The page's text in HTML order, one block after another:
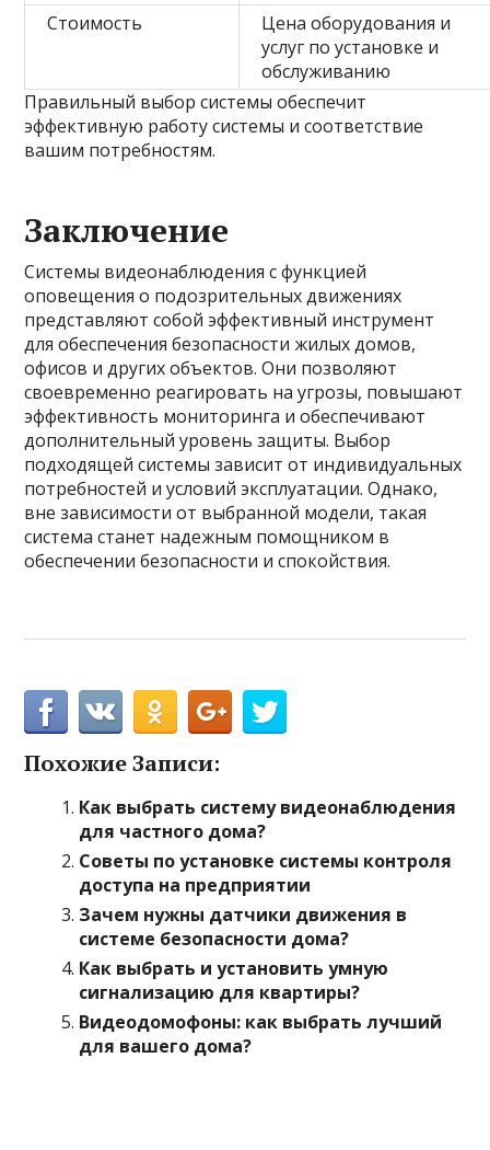
Стоимость
Цена оборудования и
услуг по установке и
обслуживанию
Правильный выбор системы обеспечит
эффективную работу системы и соответствие
вашим потребностям.
Заключение
Системы видеонаблюдения с функцией
оповещения о подозрительных движениях
представляют собой эффективный инструмент
для обеспечения безопасности жилых домов,
офисов и других объектов. Они позволяют
своевременно реагировать на угрозы, повышают
эффективность мониторинга и обеспечивают
дополнительный уровень защиты. Выбор
подходящей системы зависит от индивидуальных
потребностей и условий эксплуатации. Однако,
вне зависимости от выбранной модели, такая
система станет надежным помощником в
обеспечении безопасности и спокойствия.
Похожие Записи:
Как выбрать систему видеонаблюдения
для частного дома?
Советы по установке системы контроля
доступа на предприятии
Зачем нужны датчики движения в
системе безопасности дома?
Как выбрать и установить умную
сигнализацию для квартиры?
Видеодомофоны: как выбрать лучший
для вашего дома?